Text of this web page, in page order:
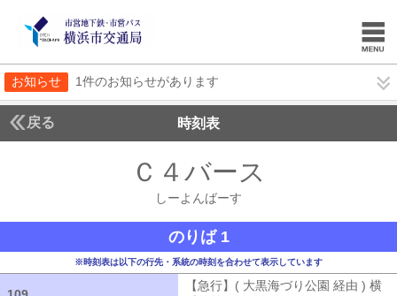
お知らせ 1件のお知らせがあります
戻る 時刻表
Ｃ４バース
しーよんばーす
のりば 1
※時刻表は以下の行先・系統の時刻を合わせて表示しています
【急行】( 大黒海づり公園 経由 ) 横